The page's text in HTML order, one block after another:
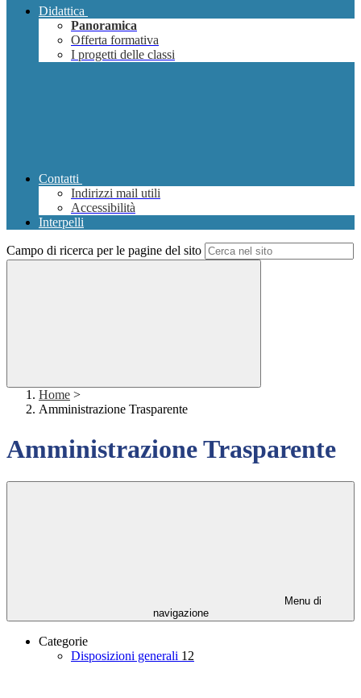
Didattica
Panoramica
Offerta formativa
I progetti delle classi
Contatti
Indirizzi mail utili
Accessibilità
Interpelli
Campo di ricerca per le pagine del sito
Home >
Amministrazione Trasparente
Amministrazione Trasparente
Menu di
navigazione
Categorie
Disposizioni generali 12